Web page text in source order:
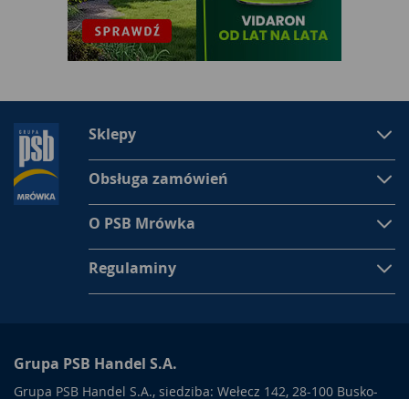
Sklepy
Obsługa zamówień
O PSB Mrówka
Regulaminy
Grupa PSB Handel S.A.
Grupa PSB Handel S.A., siedziba: Wełecz 142, 28-100 Busko-